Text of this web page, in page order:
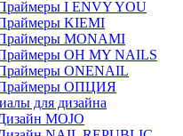
I ENVY YOU
KIEMI
MONAMI
OH MY NAILS
ONENAIL
ОПЦИЯ
для дизайна
MOJO